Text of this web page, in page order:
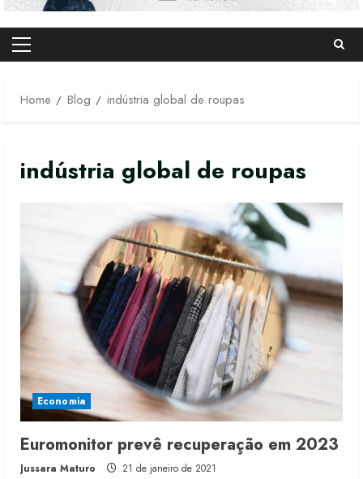
Primary
Home
Blog indústria global de roupas
indústria global de roupas
Economia
Euromonitor prevê recuperação em 2023
Jussara Maturo 21 de janeiro de 2021
Renata Caixeta assume Movimento
Sou de Algodão
5 de agosto de 2026